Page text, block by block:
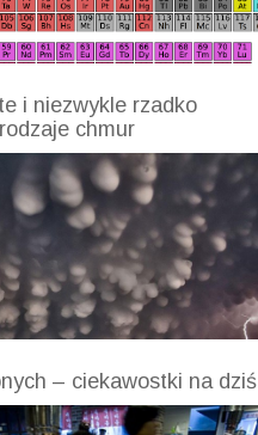
i niezwykle rzadko
chmur
– ciekawostki na dziś